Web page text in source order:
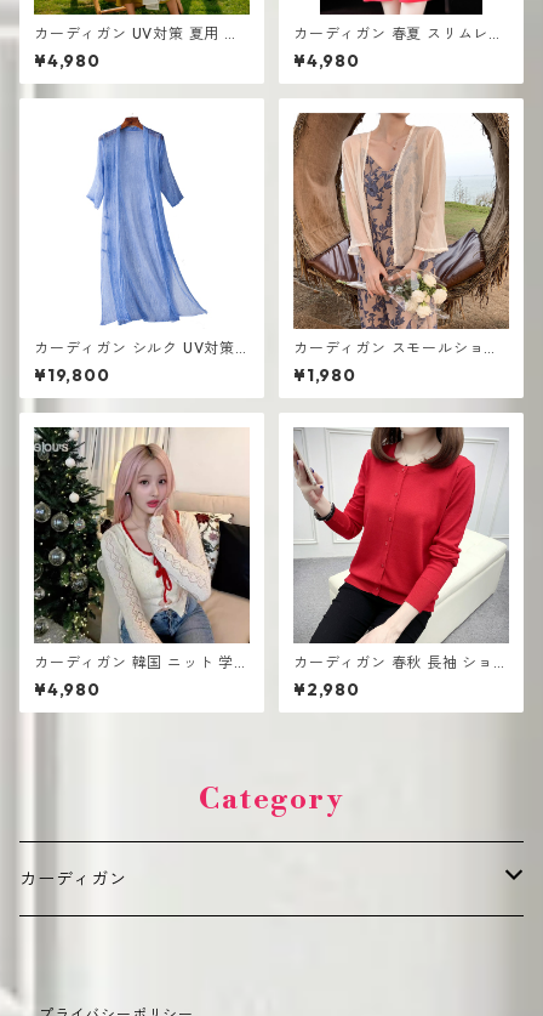
カーディガン UV対策 夏用 薄
手 ランタンスリーブ シフォ ロ
ング丈
¥4,980
カーディガン 春夏 スリムレー
ス ショートジャケット スモー
ルスーツ
¥4,980
カーディガン シルク UV対策
薄手 コートロングショール
¥19,800
カーディガン スモールショー
ル エアコン対策 長袖 シフォン
ビーチトップショーツ
¥1,980
カーディガン 韓国 ニット 学生
向け おしゃれ 可愛い
¥4,980
カーディガン 春秋 長袖 ショー
トセーター 薄手 ショール
¥2,980
Category
カーディガン